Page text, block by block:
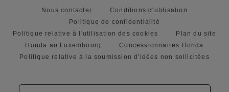
Nous contacter
Conditions d'utilisation
Politique de confidentialité
Politique relative à l'utilisation des cookies
Plan du site
Honda au Luxembourg
Concessionnaires Honda
Politique relative à la soumission d'idées non sollicitées